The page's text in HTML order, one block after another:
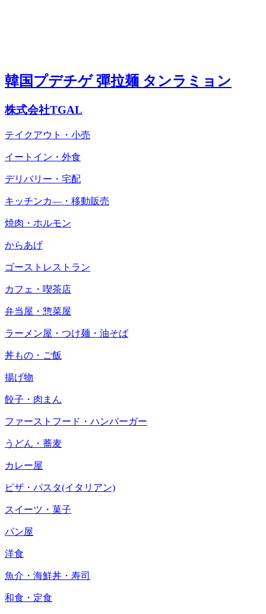
韓国プデチゲ 彈拉麺 タンラミョン
株式会社TGAL
テイクアウト・小売
イートイン・外食
デリバリー・宅配
キッチンカ―・移動販売
焼肉・ホルモン
からあげ
ゴーストレストラン
カフェ・喫茶店
弁当屋・惣菜屋
ラーメン屋・つけ麺・油そば
丼もの・ご飯
揚げ物
餃子・肉まん
ファーストフード・ハンバーガー
うどん・蕎麦
カレー屋
ピザ・パスタ(イタリアン)
スイーツ・菓子
パン屋
洋食
魚介・海鮮丼・寿司
和食・定食